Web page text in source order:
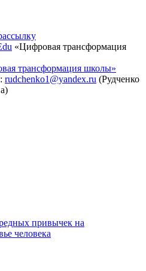
«Цифровая трансформация
трансформация школы»
rudchenko1@yandex.ru (Рудченко
привычек на
человека